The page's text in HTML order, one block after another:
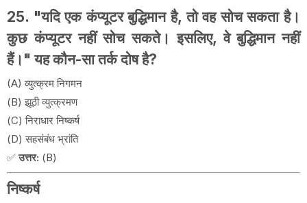
25. "यदि एक कंप्यूटर बुद्धिमान है, तो वह सोच सकता है।
कुछ कंप्यूटर नहीं सोच सकते। इसलिए, वे बुद्धिमान नहीं
हैं।" यह कौन-सा तर्क दोष है?
(A) व्युत्क्रम निगमन
(B) झूठी व्युत्क्रमण
(C) निराधार निष्कर्ष
(D) सहसंबंध भ्रांति
✅उत्तर: (B)
निष्कर्ष